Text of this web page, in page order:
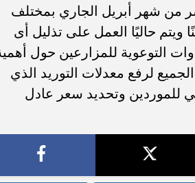
من شهر أبريل الجاري بمختلف
المحافظة بإجمالى سعة تخزينية تبلغ 169748 طنًا ويتم حاليًا العمل على تذليل أى
التوعوية للمزارعين حول
لرفع معدلات التوريد الذي
للموردين وتحديد سعر عادل